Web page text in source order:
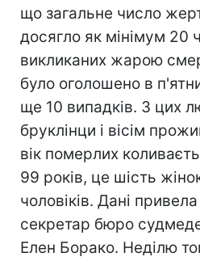
що загальне число
досягло як мінімум 20
викликаних жарою
було оголошено в
ще 10 випадків. З цих
бруклінци і вісім
вік померлих
99 років, це шість
чоловіків. Дані
секретар бюро
Елен Борако. Неділю